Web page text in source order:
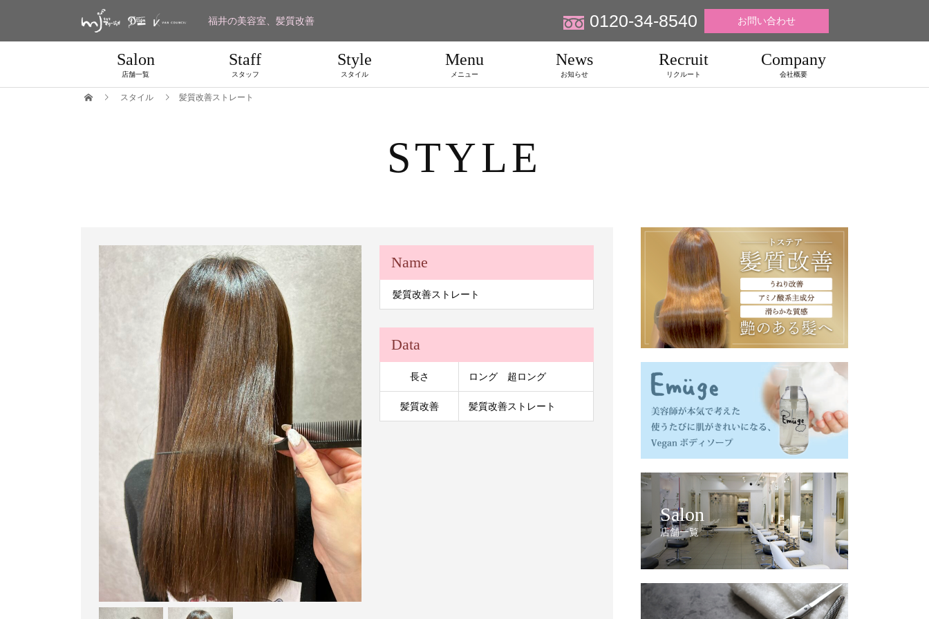
福井の美容室、髪質改善 0120-34-8540 お問い合わせ
Salon
店舗一覧
Staff
スタッフ
Style
スタイル
Menu
メニュー
News
お知らせ
Recruit
リクルート
Company
会社概要
スタイル 髪質改善ストレート
STYLE
Name
髪質改善ストレート
Data
長さ ロング 超ロング
髪質改善 髪質改善ストレート
Salon
店舗一覧